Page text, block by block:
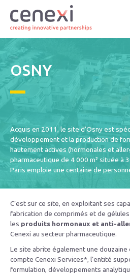
content
OSNY
Acquis en 2011, le site d’Osny est
développement et la production de
hautement actives (hormonales et
pharmaceutique de 4 000 m² située à
Paris emploie une centaine de
C’est sur ce site, en exploitant ses
fabrication de comprimés et de
les produits hormonaux et anti-
Cenexi au secteur pharmaceutique.
Le site abrite également une
compte Cenexi Services*, l’entité
formulation, développements